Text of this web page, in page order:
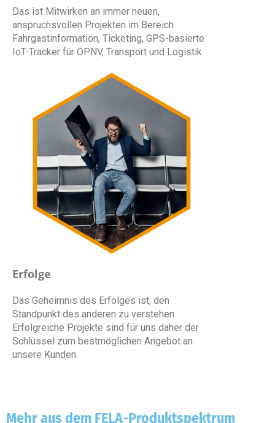
Das ist Mitwirken an immer neuen,
anspruchsvollen Projekten im Bereich
Fahrgastinformation, Ticketing, GPS-basierte
IoT-Tracker für ÖPNV, Transport und Logistik.
Erfolge
Das Geheimnis des Erfolges ist, den
Standpunkt des anderen zu verstehen.
Erfolgreiche Projekte sind für uns daher der
Schlüssel zum bestmöglichen Angebot an
unsere Kunden.
Mehr aus dem FELA-Produktspektrum